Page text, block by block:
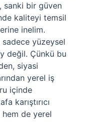
sanki bir güven
kaliteyi temsil
inelim.
yüzeysel
değil. Çünkü bu
siyasi
yerel iş
içinde
karıştırıcı
hem de yerel